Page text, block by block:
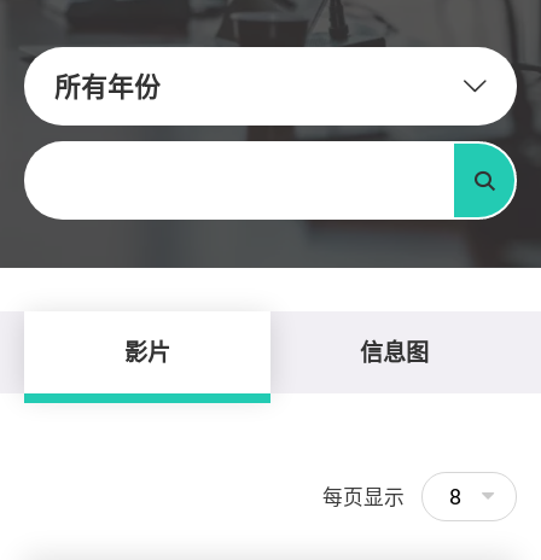
所有年份
关键字
搜寻
影片 信息图
每页显示 8